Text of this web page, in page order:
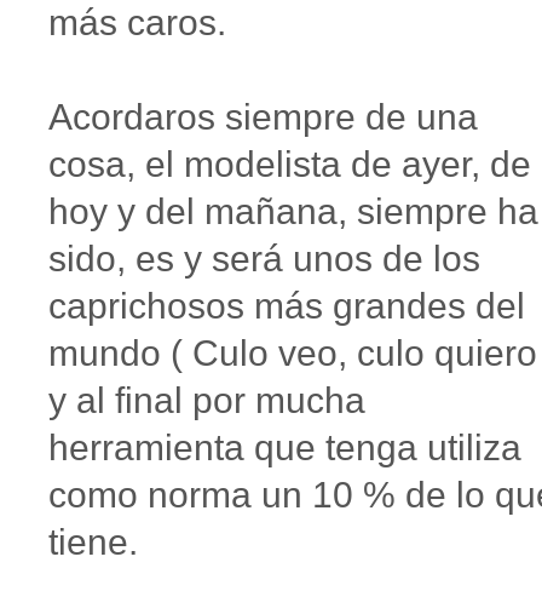
más caros.
Acordaros siempre de una
cosa, el modelista de ayer, de
hoy y del mañana, siempre ha
sido, es y será unos de los
caprichosos más grandes del
mundo ( Culo veo, culo
y al final por mucha
herramienta que tenga utiliza
como norma un 10 % de lo
tiene.